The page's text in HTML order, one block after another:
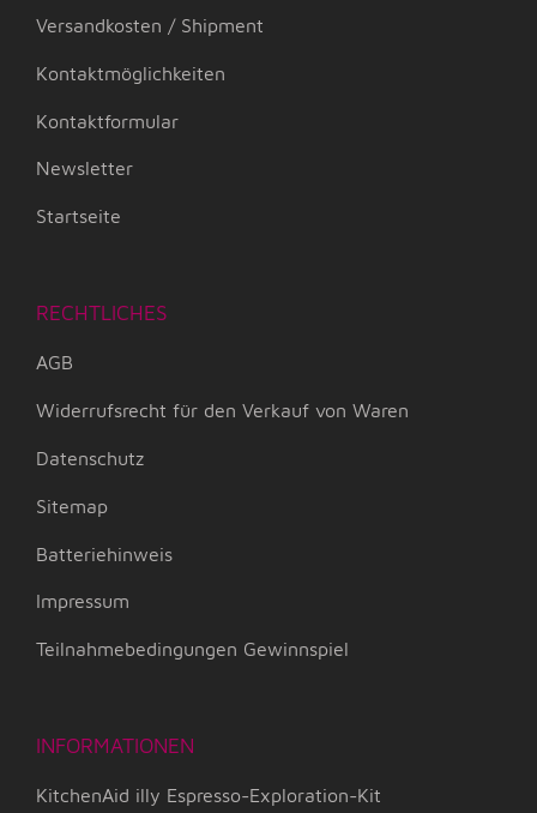
Versandkosten / Shipment
Kontaktmöglichkeiten
Kontaktformular
Newsletter
Startseite
RECHTLICHES
AGB
Widerrufsrecht für den Verkauf von Waren
Datenschutz
Sitemap
Batteriehinweis
Impressum
Teilnahmebedingungen Gewinnspiel
INFORMATIONEN
KitchenAid illy Espresso-Exploration-Kit